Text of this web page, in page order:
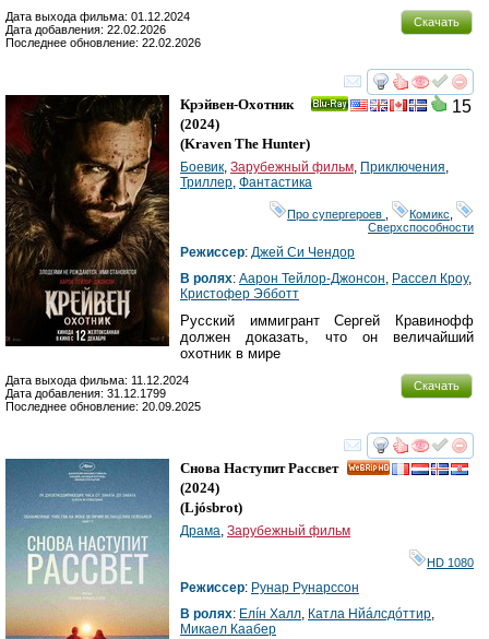
Скачать
Дата выхода фильма: 01.12.2024
Дата добавления: 22.02.2026
Последнее обновление: 22.02.2026
смотреть
15
Крэйвен-Охотник
(2024)
(Kraven The Hunter)
Боевик, Зарубежный фильм, Приключения,
Триллер, Фантастика
Про супергероев Комикс
Сверхспособности
Режиссер: Джей Си Чендор
В ролях: Аарон Тейлор-Джонсон, Рассел Кроу,
Кристофер Эбботт
Русский иммигрант Сергей Кравинофф
должен доказать, что он величайший
охотник в мире
Скачать
Дата выхода фильма: 11.12.2024
Дата добавления: 31.12.1799
Последнее обновление: 20.09.2025
смотреть
Снова Наступит Рассвет
(2024)
(Ljósbrot)
Драма, Зарубежный фильм
HD 1080
Режиссер: Рунар Рунарссон
В ролях: Елíн Халл, Катла Нйáлсдóттир,
Микаел Каабер